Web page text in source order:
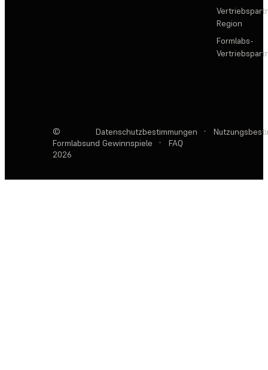
Region
Formlabs-
©
Formlabs
2026
Datenschutzbestimmungen ·
und Gewinnspiele
· FAQ